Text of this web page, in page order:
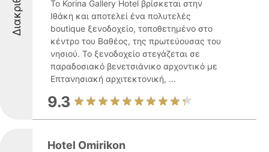
Το Korina Gallery Hotel βρίσκεται στην
Ιθάκη και αποτελεί ένα πολυτελές
boutique ξενοδοχείο, τοποθετημένο στο
κέντρο του Βαθέος, της πρωτεύουσας του
νησιού. Το ξενοδοχείο στεγάζεται σε
παραδοσιακό βενετσιάνικο αρχοντικό με
Επτανησιακή αρχιτεκτονική, ...
9.3
Hotel Omirikon